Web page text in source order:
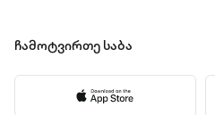
ჩამოტვირთე საბა